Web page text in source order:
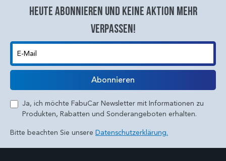
Heute abonnieren und keine aktion mehr
verpassen!
E-Mail
Abonnieren
Ja, ich möchte FabuCar Newsletter mit Informationen zu
Produkten, Rabatten und Sonderangeboten erhalten.
Bitte beachten Sie unsere Datenschutzerklärung.